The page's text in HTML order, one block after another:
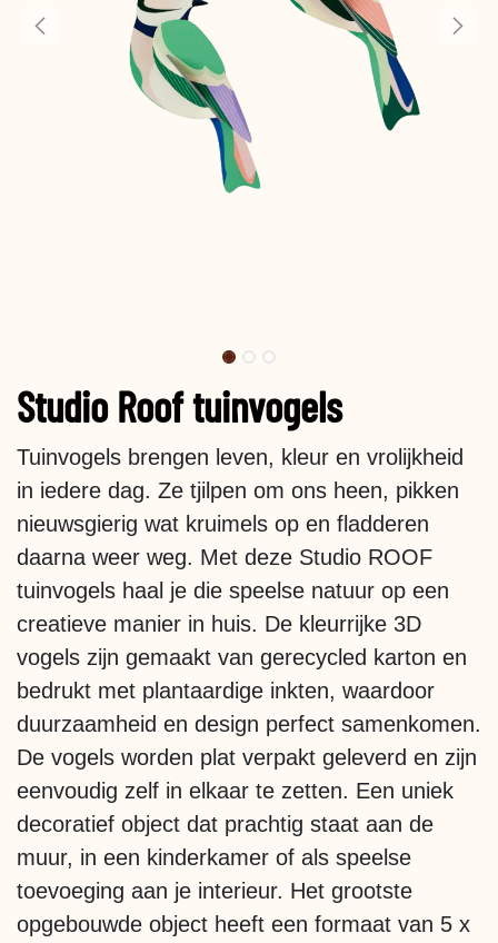
Studio Roof tuinvogels
Tuinvogels brengen leven, kleur en vrolijkheid
in iedere dag. Ze tjilpen om ons heen, pikken
nieuwsgierig wat kruimels op en fladderen
daarna weer weg. Met deze Studio ROOF
tuinvogels haal je die speelse natuur op een
creatieve manier in huis. De kleurrijke 3D
vogels zijn gemaakt van gerecycled karton en
bedrukt met plantaardige inkten, waardoor
duurzaamheid en design perfect samenkomen.
De vogels worden plat verpakt geleverd en zijn
eenvoudig zelf in elkaar te zetten. Een uniek
decoratief object dat prachtig staat aan de
muur, in een kinderkamer of als speelse
toevoeging aan je interieur. Het grootste
opgebouwde object heeft een formaat van 5 x